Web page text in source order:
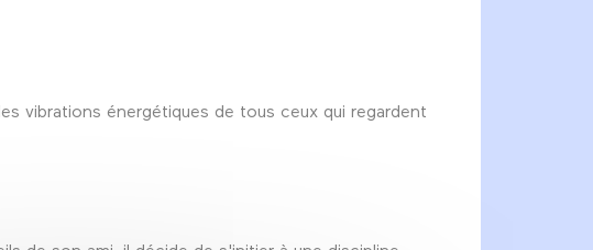
vibrations énergétiques de tous ceux qui regardent